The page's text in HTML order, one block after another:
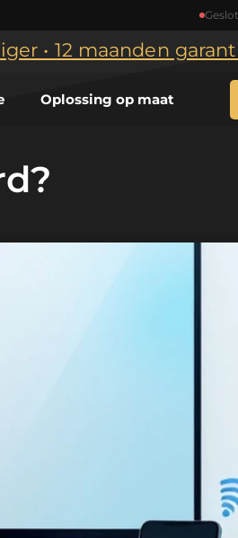
• 12 maanden
Oplossing op maat